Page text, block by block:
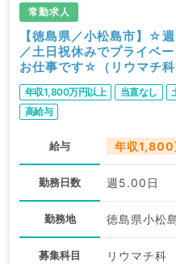
常勤求人
【徳島県／小松島市】☆
／土日祝休みでプライベ
お仕事です☆（リウマチ科
年収1,800万円以上 当直なし
高給与
給与 年収1,800
勤務日数 週5.00日
勤務地 徳島県小松
募集科目 リウマチ科